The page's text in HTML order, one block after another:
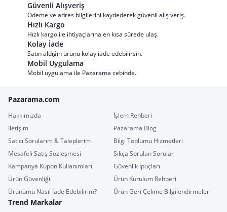
Güvenli Alışveriş
Ödeme ve adres bilgilerini kaydederek güvenli alış veriş.
Hızlı Kargo
Hızlı kargo ile ihtiyaçlarına en kısa sürede ulaş.
Kolay İade
Satın aldığın ürünü kolay iade edebilirsin.
Mobil Uygulama
Mobil uygulama ile Pazarama cebinde.
Pazarama.com
Hakkımızda
İşlem Rehberi
İletişim
Pazarama Blog
Satıcı Sorularım & Taleplerim
Bilgi Toplumu Hizmetleri
Mesafeli Satış Sözleşmesi
Sıkça Sorulan Sorular
Kampanya Kupon Kullanımları
Güvenlik İpuçları
Ürün Güvenliği
Ürün Kurulum Rehberi
Ürünümü Nasıl İade Edebilirim?
Ürün Geri Çekme Bilgilendirmeleri
Trend Markalar